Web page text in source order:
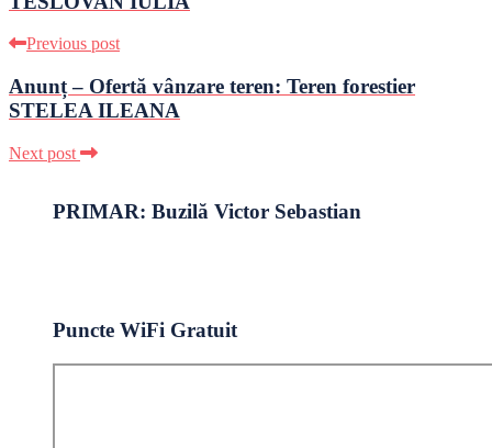
Previous post
Anunț – Ofertă vânzare teren: Teren forestier
STELEA ILEANA
Next post
PRIMAR: Buzilă Victor Sebastian
Puncte WiFi Gratuit